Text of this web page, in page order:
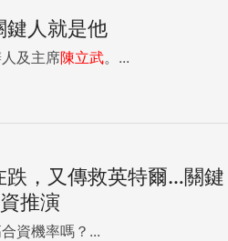
鍵人就是他
及主席陳立武。...
跌，又傳救英特爾…關鍵
推演
資機率嗎？...